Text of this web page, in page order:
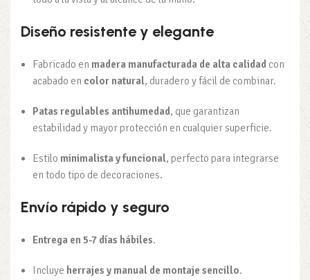
Diseño resistente y elegante
Fabricado en madera manufacturada de alta calidad con
acabado en color natural, duradero y fácil de combinar.
Patas regulables antihumedad, que garantizan
estabilidad y mayor protección en cualquier superficie.
Estilo minimalista y funcional, perfecto para integrarse
en todo tipo de decoraciones.
Envío rápido y seguro
Entrega en 5-7 días hábiles.
Incluye herrajes y manual de montaje sencillo.